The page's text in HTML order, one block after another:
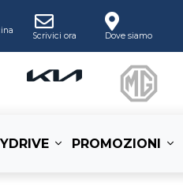
Scrivici ora Dove siamo
PROMOZIONI